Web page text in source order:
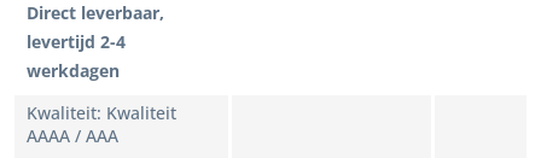
Direct leverbaar,
levertijd 2-4
werkdagen
Kwaliteit: Kwaliteit
AAAA / AAA